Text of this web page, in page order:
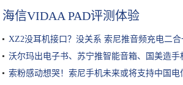
海信VIDAA PAD评测体验
XZ2没耳机接口？没关系 索尼推音频充电二
沃尔玛出电子书、苏宁推智能音箱、国美造手
索粉感动想哭！索尼手机未来或将支持中国电